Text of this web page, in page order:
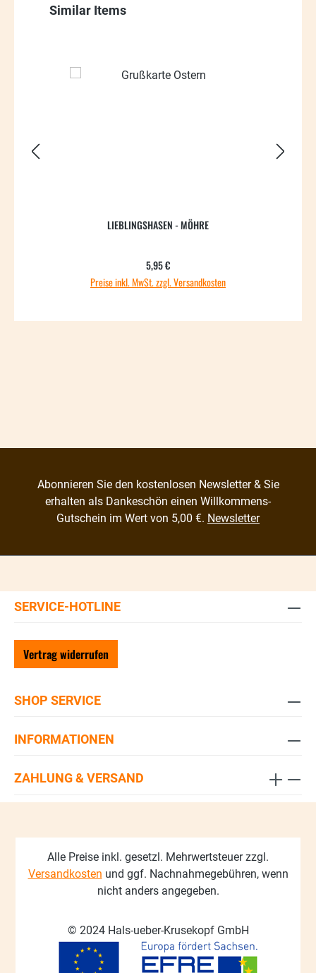
Produktgalerie überspringen
Similar Items
LIEBLINGSHASEN - MÖHRE
Regulärer Preis:
5,95 €
Preise inkl. MwSt. zzgl. Versandkosten
Abonnieren Sie den kostenlosen Newsletter & Sie
erhalten als Dankeschön einen Willkommens-
Gutschein im Wert von 5,00 €. Newsletter
SERVICE-HOTLINE
Vertrag widerrufen
SHOP SERVICE
INFORMATIONEN
ZAHLUNG & VERSAND
Alle Preise inkl. gesetzl. Mehrwertsteuer zzgl.
Versandkosten und ggf. Nachnahmegebühren, wenn
nicht anders angegeben.
© 2024 Hals-ueber-Krusekopf GmbH